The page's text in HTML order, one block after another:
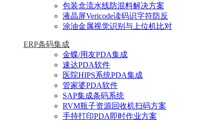
包装盒流水线防混料解决方案
液晶屏Vericode读码识字符防反
涂油金属视觉识别与上位机比对
ERP条码集成
金蝶/用友PDA集成
速达PDA软件
医院HIPS系统PDA集成
管家婆PDA软件
SAP集成条码系统
RVM瓶子资源回收机扫码方案
手持打印PDA即时作业方案